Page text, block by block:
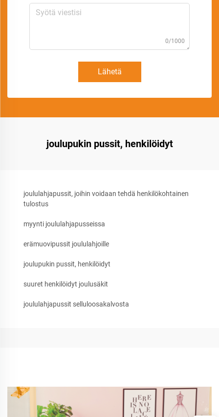
0/1000
Lähetä
joulupukin pussit, henkilöidyt
joululahjapussit, joihin voidaan tehdä henkilökohtainen
tulostus
myynti joululahjapusseissa
erämuovipussit joululahjoille
joulupukin pussit, henkilöidyt
suuret henkilöidyt joulusäkit
joululahjapussit selluloosakalvosta